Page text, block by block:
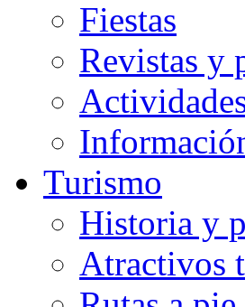
Fiestas
Revistas y
Turismo
Historia y
Atractivos